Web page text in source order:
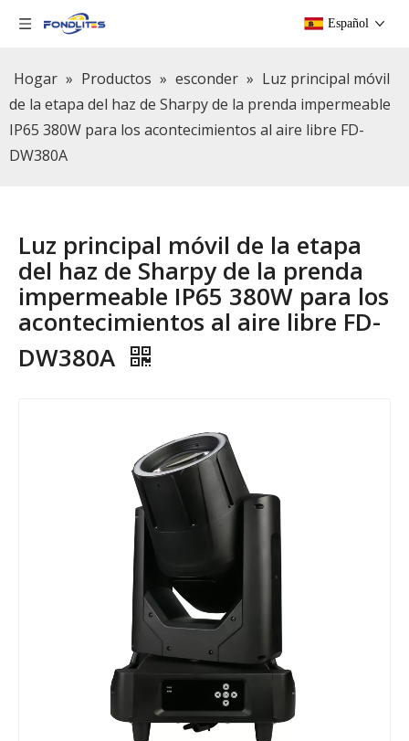
Español
Hogar » Productos » esconder » Luz principal móvil
de la etapa del haz de Sharpy de la prenda impermeable
IP65 380W para los acontecimientos al aire libre FD-
DW380A
Luz principal móvil de la etapa
del haz de Sharpy de la prenda
impermeable IP65 380W para los
acontecimientos al aire libre FD-
DW380A